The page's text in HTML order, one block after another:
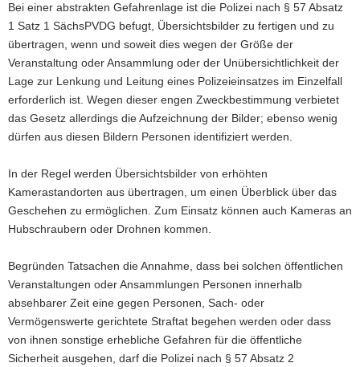
Bei einer abstrakten Gefahrenlage ist die Polizei nach § 57 Absatz
1 Satz 1 SächsPVDG befugt, Übersichtsbilder zu fertigen und zu
übertragen, wenn und soweit dies wegen der Größe der
Veranstaltung oder Ansammlung oder der Unübersichtlichkeit der
Lage zur Lenkung und Leitung eines Polizeieinsatzes im Einzelfall
erforderlich ist. Wegen dieser engen Zweckbestimmung verbietet
das Gesetz allerdings die Aufzeichnung der Bilder; ebenso wenig
dürfen aus diesen Bildern Personen identifiziert werden.
In der Regel werden Übersichtsbilder von erhöhten
Kamerastandorten aus übertragen, um einen Überblick über das
Geschehen zu ermöglichen. Zum Einsatz können auch Kameras an
Hubschraubern oder Drohnen kommen.
Begründen Tatsachen die Annahme, dass bei solchen öffentlichen
Veranstaltungen oder Ansammlungen Personen innerhalb
absehbarer Zeit eine gegen Personen, Sach- oder
Vermögenswerte gerichtete Straftat begehen werden oder dass
von ihnen sonstige erhebliche Gefahren für die öffentliche
Sicherheit ausgehen, darf die Polizei nach § 57 Absatz 2